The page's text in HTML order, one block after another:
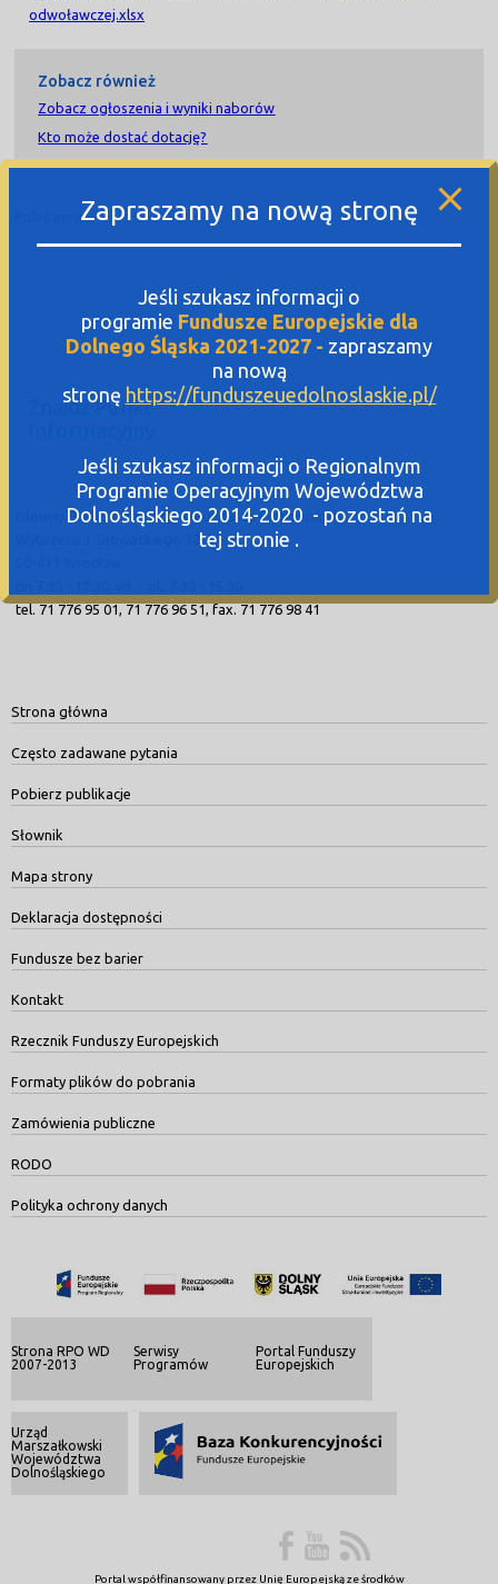
odwoławczej.xlsx
Zobacz również
Zobacz ogłoszenia i wyniki naborów
Kto może dostać dotację?
Poleć innym:
Znajdź Punkt
Główny Punkt Informacyjny Funduszy Europejskich
Wybrzeże J. Słowackiego 12-14
tel. 71 776 95 01, 71 776 96 51, fax. 71 776 98 41
Strona główna
Często zadawane pytania
Pobierz publikacje
Słownik
Mapa strony
Deklaracja dostępności
Fundusze bez barier
Kontakt
Rzecznik Funduszy Europejskich
Formaty plików do pobrania
Zamówienia publiczne
RODO
Polityka ochrony danych
Strona RPO WD
2007-2013
Serwisy
Programów
Portal Funduszy
Europejskich
Urząd
Marszałkowski
Województwa
Dolnośląskiego
Portal współfinansowany przez Unię Europejską ze środków
Zapraszamy na nową stronę
Jeśli szukasz informacji o
programie Fundusze Europejskie dla
Dolnego Śląska 2021-2027 - zapraszamy
na nową
stronę https://funduszeuedolnoslaskie.pl/
Jeśli szukasz informacji o Regionalnym
Programie Operacyjnym Województwa
Dolnośląskiego 2014-2020 - pozostań na
tej stronie .